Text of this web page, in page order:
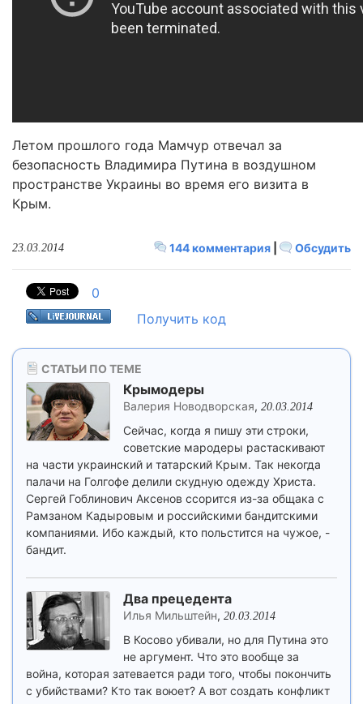
Летом прошлого года Мамчур отвечал за
безопасность Владимира Путина в воздушном
пространстве Украины во время его визита в
Крым.
144 комментария Обсудить
23.03.2014
0
Получить код
СТАТЬИ ПО ТЕМЕ
Крымодеры
Валерия Новодворская, 20.03.2014
Сейчас, когда я пишу эти строки,
советские мародеры растаскивают
на части украинский и татарский Крым. Так некогда
палачи на Голгофе делили скудную одежду Христа.
Сергей Гоблинович Аксенов ссорится из-за общака с
Рамзаном Кадыровым и российскими бандитскими
компаниями. Ибо каждый, кто польстится на чужое, -
бандит.
Два прецедента
Илья Мильштейн, 20.03.2014
В Косово убивали, но для Путина это
не аргумент. Что это вообще за
война, которая затевается ради того, чтобы покончить
с убийствами? Кто так воюет? А вот создать конфликт